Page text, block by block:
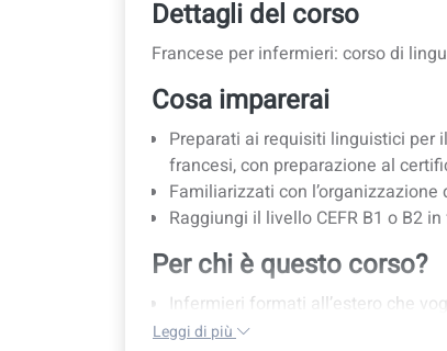
Dettagli del corso
Francese per infermieri: corso di
Cosa imparerai
Preparati ai requisiti linguistici per
francesi, con preparazione al
Familiarizzati con
Raggiungi il livello CEFR B1 o B2
Per chi è questo corso?
Infermieri formati all’estero che
Infermieri che richiedono
Leggi di più